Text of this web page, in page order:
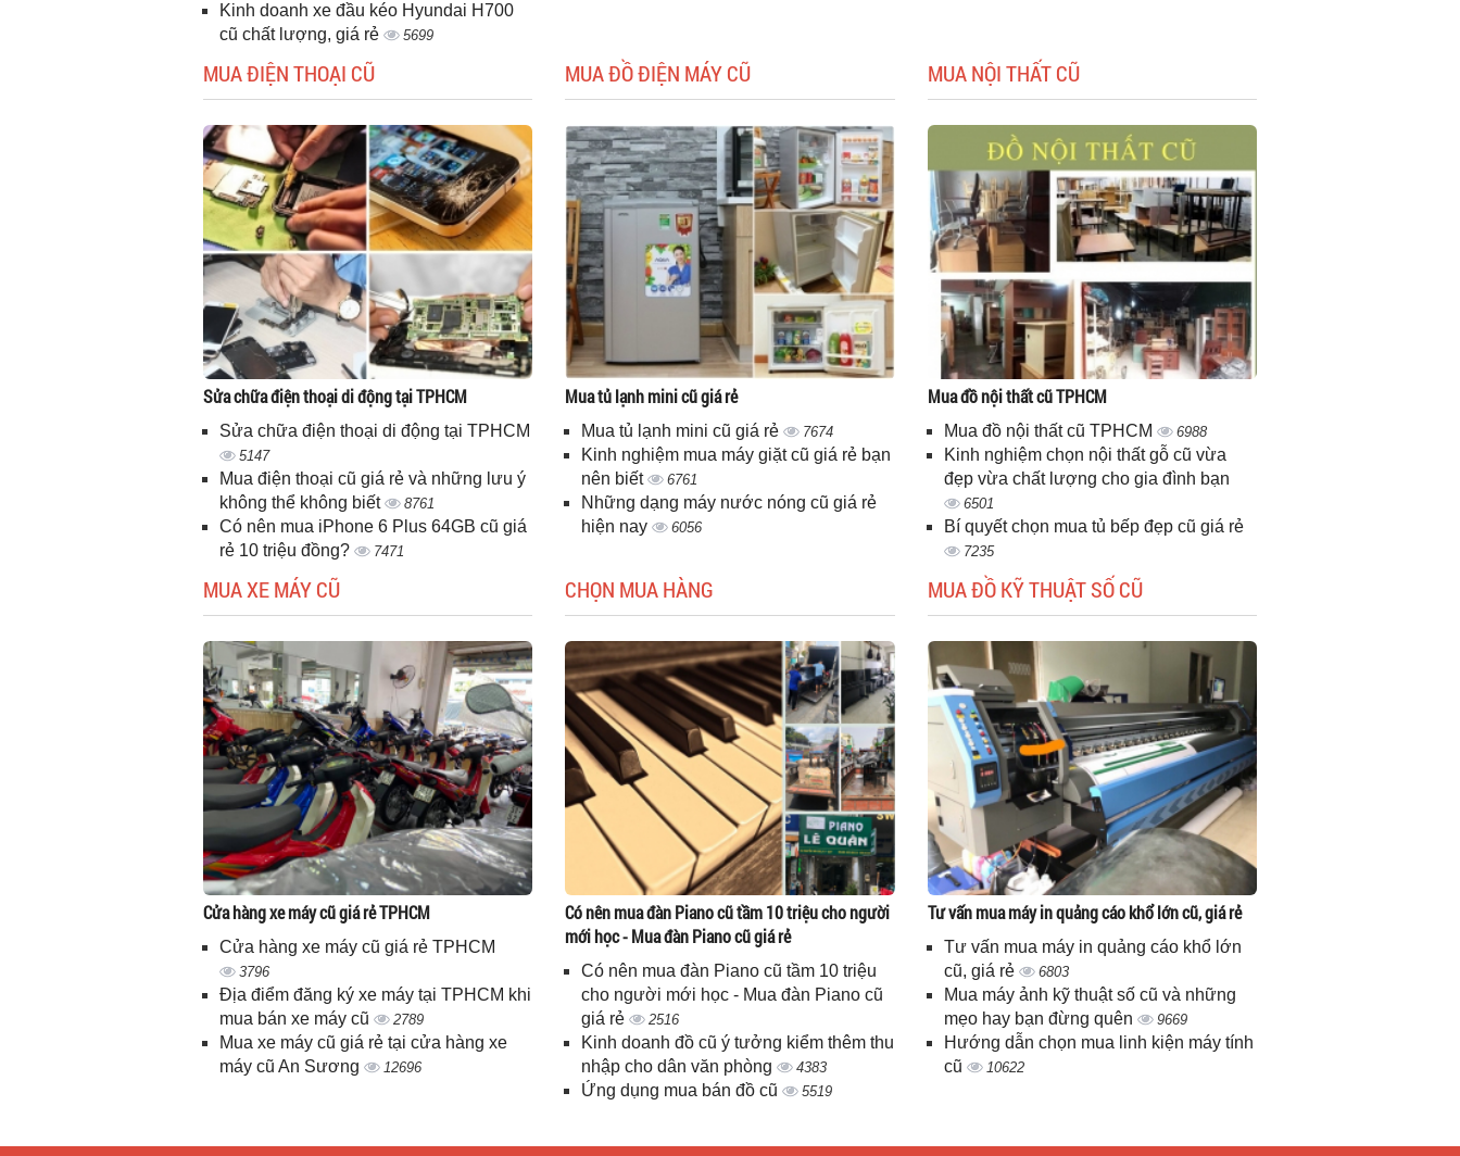
Kinh doanh xe đầu kéo Hyundai H700
cũ chất lượng, giá rẻ
5699
MUA ĐIỆN THOẠI CŨ
Sửa chữa điện thoại di động tại TPHCM
Sửa chữa điện thoại di động tại TPHCM
5147
Mua điện thoại cũ giá rẻ và những lưu ý
không thể không biết
8761
Có nên mua iPhone 6 Plus 64GB cũ giá
rẻ 10 triệu đồng?
7471
MUA ĐỒ ĐIỆN MÁY CŨ
Mua tủ lạnh mini cũ giá rẻ
Mua tủ lạnh mini cũ giá rẻ 7674
Kinh nghiệm mua máy giặt cũ giá rẻ bạn
nên biết
6761
Những dạng máy nước nóng cũ giá rẻ
hiện nay
6056
MUA NỘI THẤT CŨ
Mua đồ nội thất cũ TPHCM
Mua đồ nội thất cũ TPHCM 6988
Kinh nghiệm chọn nội thất gỗ cũ vừa
đẹp vừa chất lượng cho gia đình bạn
6501
Bí quyết chọn mua tủ bếp đẹp cũ giá rẻ
7235
MUA XE MÁY CŨ
Cửa hàng xe máy cũ giá rẻ TPHCM
Cửa hàng xe máy cũ giá rẻ TPHCM
3796
Địa điểm đăng ký xe máy tại TPHCM khi
mua bán xe máy cũ
2789
Mua xe máy cũ giá rẻ tại cửa hàng xe
máy cũ An Sương
12696
CHỌN MUA HÀNG
Có nên mua đàn Piano cũ tầm 10 triệu cho người
mới học - Mua đàn Piano cũ giá rẻ
Có nên mua đàn Piano cũ tầm 10 triệu
cho người mới học - Mua đàn Piano cũ
giá rẻ
2516
Kinh doanh đồ cũ ý tưởng kiểm thêm thu
nhập cho dân văn phòng
4383
Ứng dụng mua bán đồ cũ 5519
MUA ĐỒ KỸ THUẬT SỐ CŨ
Tư vấn mua máy in quảng cáo khổ lớn cũ, giá rẻ
Tư vấn mua máy in quảng cáo khổ lớn
cũ, giá rẻ
6803
Mua máy ảnh kỹ thuật số cũ và những
mẹo hay bạn đừng quên
9669
Hướng dẫn chọn mua linh kiện máy tính
cũ
10622